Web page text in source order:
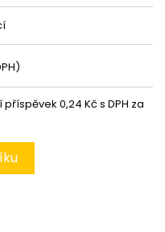
0,24 Kč s DPH za